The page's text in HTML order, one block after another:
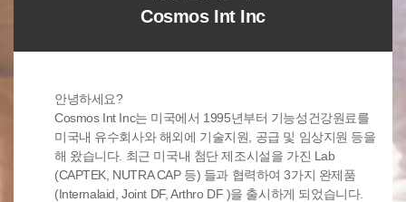
Cosmos Int Inc
안녕하세요?
Cosmos Int Inc는 미국에서 1995년부터 기능성건강원료를
미국내 유수회사와 해외에 기술지원, 공급 및 임상지원 등을
해 왔습니다. 최근 미국내 첨단 제조시설을 가진 Lab
(CAPTEK, NUTRA CAP 등) 들과 협력하여 3가지 완제품
(Internalaid, Joint DF, Arthro DF )을 출시하게 되었습니다.